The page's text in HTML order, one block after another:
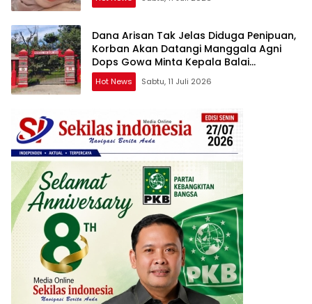
Dana Arisan Tak Jelas Diduga Penipuan,
Korban Akan Datangi Manggala Agni
Dops Gowa Minta Kepala Balai
Kehutanan Bulurokeng Turun Tangan
Hot News Sabtu, 11 Juli 2026